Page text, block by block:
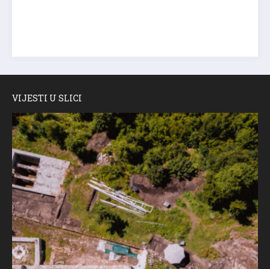
VIJESTI U SLICI